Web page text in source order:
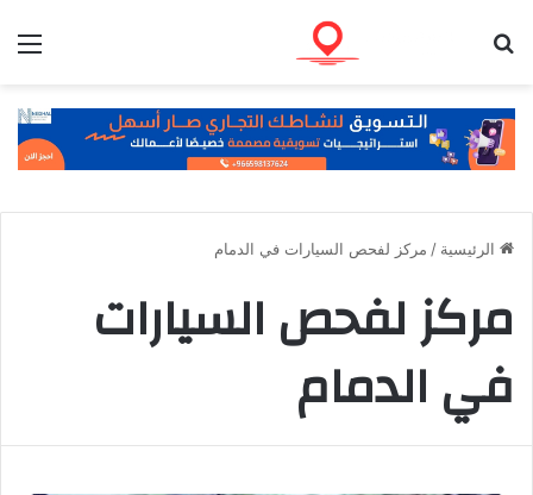
الرئيسية / مركز لفحص السيارات في الدمام
مركز لفحص السيارات
في الدمام